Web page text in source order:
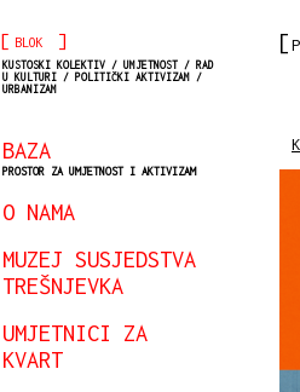
[ BLOK ]
KUSTOSKI KOLEKTIV / UMJETNOST / RAD
U KULTURI / POLITIČKI AKTIVIZAM /
URBANIZAM
BAZA
PROSTOR ZA UMJETNOST I AKTIVIZAM
O NAMA
MUZEJ SUSJEDSTVA
TREŠNJEVKA
UMJETNICI ZA
KVART